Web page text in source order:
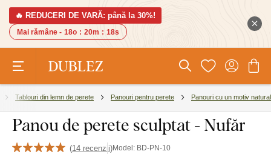
🔥 REDUCERI DE VARĂ: până la 30%!
Mai rămâne - 18o : 20m : 17s
Tablouri din lemn de perete Panouri pentru perete Panouri cu un motiv natural
Panou de perete sculptat - Nufăr
(14 recenzii)Model: BD-PN-10